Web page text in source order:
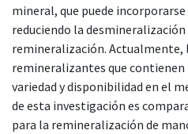
mineral, que puede
reduciendo la
remineralización. Actualmente,
remineralizantes que
variedad y disponibilidad en el
de esta investigación es
para la remineralización de